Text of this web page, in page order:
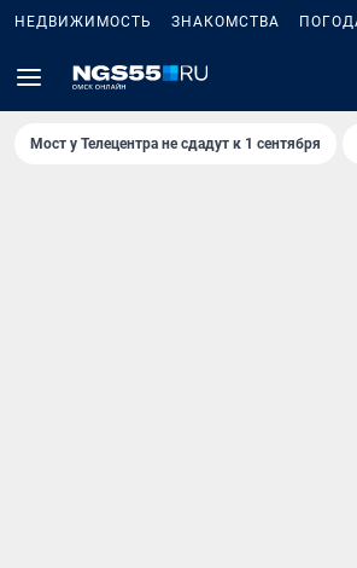
НЕДВИЖИМОСТЬ ЗНАКОМСТВА
Мост у Телецентра не сдадут к 1 сентября